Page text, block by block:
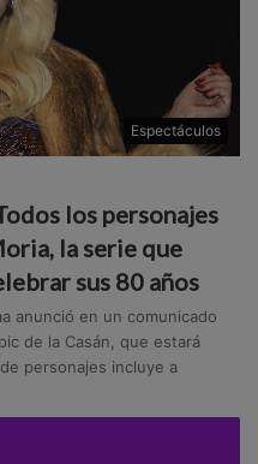
Espectáculos
los personajes
la serie que
sus 80 años
anunció en un comunicado
de la Casán, que estará
personajes incluye a